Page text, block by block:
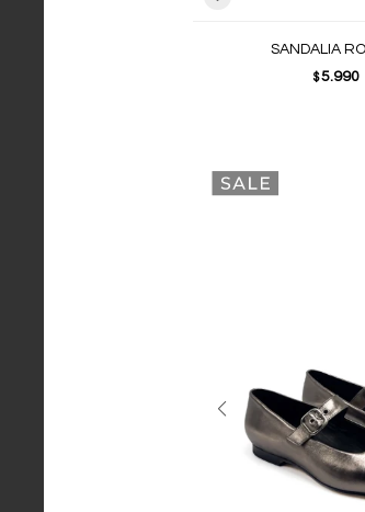
SANDALIA
$5.990